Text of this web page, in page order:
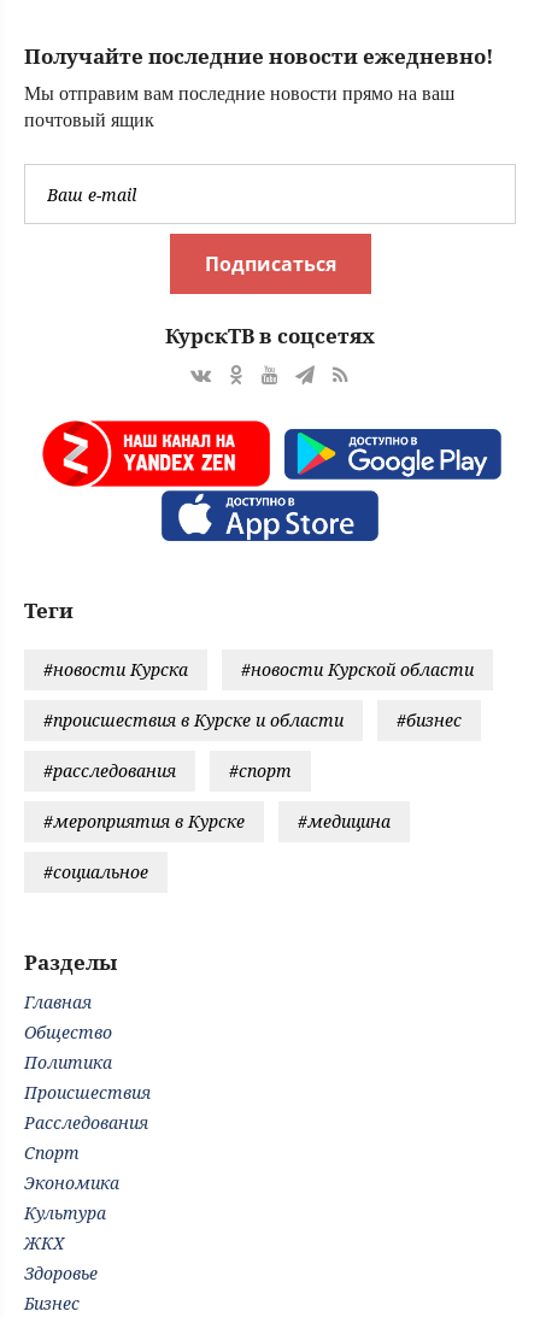
Получайте последние новости ежедневно!
Мы отправим вам последние новости прямо на ваш
почтовый ящик
Подписаться
КурскТВ в соцсетях
Теги
#новости Курска #новости Курской области
#происшествия в Курске и области #бизнес
#расследования #спорт
#мероприятия в Курске #медицина
#социальное
Разделы
Главная
Общество
Политика
Происшествия
Расследования
Спорт
Экономика
Культура
ЖКХ
Здоровье
Бизнес